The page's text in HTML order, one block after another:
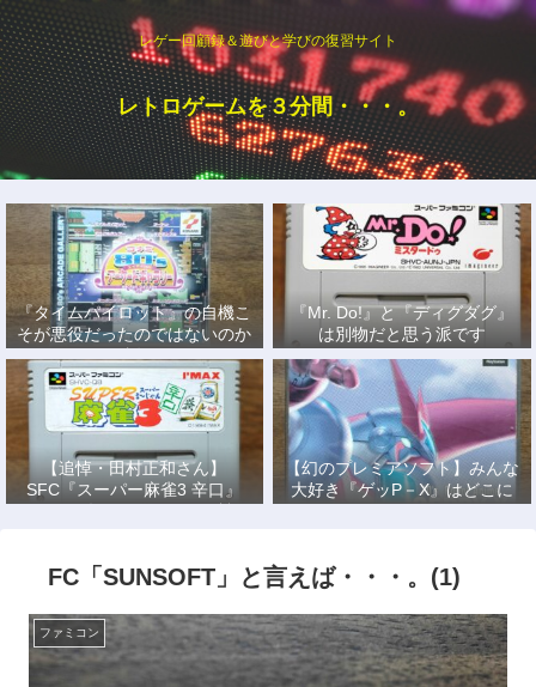
レゲー回顧録＆遊びと学びの復習サイト
レトロゲームを３分間・・・。
『タイムパイロット』の自機こ
そが悪役だったのではないのか
説
『Mr. Do!』と『ディグダグ』
は別物だと思う派です
【追悼・田村正和さん】
SFC『スーパー麻雀3 辛口』
で、あの名優になりきって戦っ
【幻のプレミアソフト】みんな
大好き『ゲッP－X』はどこに
もない！
FC「SUNSOFT」と言えば・・・。(1)
ファミコン